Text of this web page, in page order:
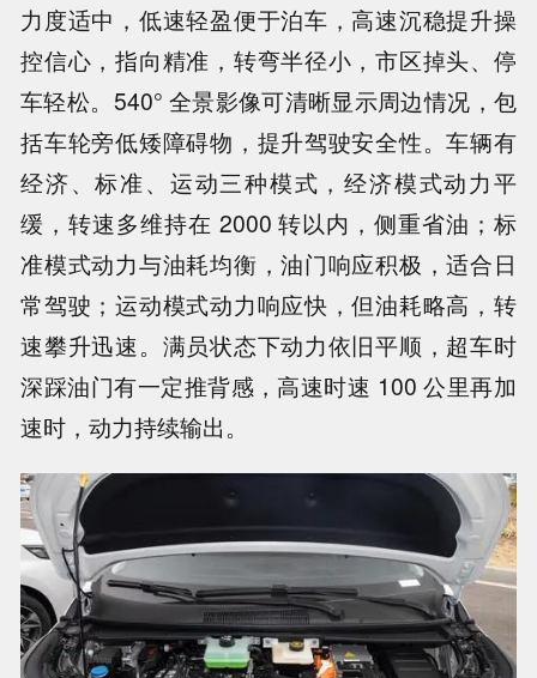
力度适中，低速轻盈便于泊车，高速沉稳提升操
控信心，指向精准，转弯半径小，市区掉头、停
车轻松。540° 全景影像可清晰显示周边情况，包
括车轮旁低矮障碍物，提升驾驶安全性。车辆有
经济、标准、运动三种模式，经济模式动力平
缓，转速多维持在 2000 转以内，侧重省油；标
准模式动力与油耗均衡，油门响应积极，适合日
常驾驶；运动模式动力响应快，但油耗略高，转
速攀升迅速。满员状态下动力依旧平顺，超车时
深踩油门有一定推背感，高速时速 100 公里再加
速时，动力持续输出。